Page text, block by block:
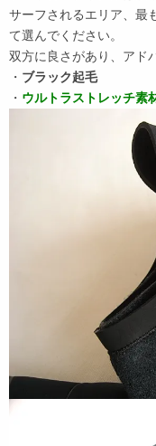
サーフされるエリア、最
て選んでください。
双方に良さがあり、アド
・ ブラック起毛
・ ウルトラストレッチ素